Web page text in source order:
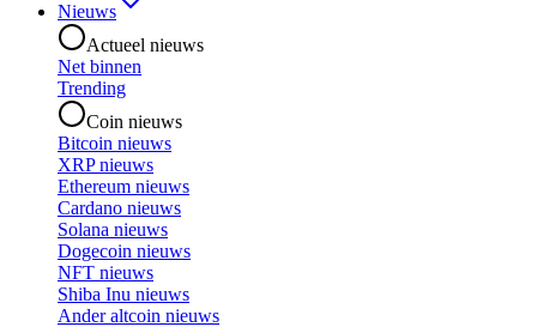
Nieuws
Actueel nieuws
Net binnen
Trending
Coin nieuws
Bitcoin nieuws
XRP nieuws
Ethereum nieuws
Cardano nieuws
Solana nieuws
Dogecoin nieuws
NFT nieuws
Shiba Inu nieuws
Ander altcoin nieuws